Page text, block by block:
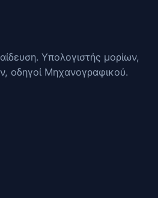
Υπολογιστής μορίων,
οδηγοί Μηχανογραφικού.